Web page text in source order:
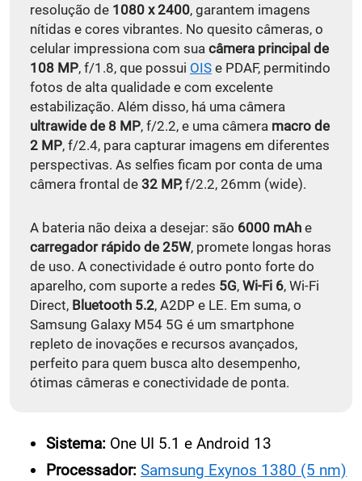
resolução de 1080 x 2400, garantem imagens
nítidas e cores vibrantes. No quesito câmeras, o
celular impressiona com sua câmera principal de
108 MP, f/1.8, que possui OIS e PDAF, permitindo
fotos de alta qualidade e com excelente
estabilização. Além disso, há uma câmera
ultrawide de 8 MP, f/2.2, e uma câmera macro de
2 MP, f/2.4, para capturar imagens em diferentes
perspectivas. As selfies ficam por conta de uma
câmera frontal de 32 MP,f/2.2, 26mm (wide).
A bateria não deixa a desejar: são 6000 mAh e
carregador rápido de 25W, promete longas horas
de uso. A conectividade é outro ponto forte do
aparelho, com suporte a redes 5G, Wi-Fi 6, Wi-Fi
Direct, Bluetooth 5.2, A2DP e LE. Em suma, o
Samsung Galaxy M54 5G é um smartphone
repleto de inovações e recursos avançados,
perfeito para quem busca alto desempenho,
ótimas câmeras e conectividade de ponta.
Sistema: One UI 5.1 e Android 13
Processador: Samsung Exynos 1380 (5 nm)